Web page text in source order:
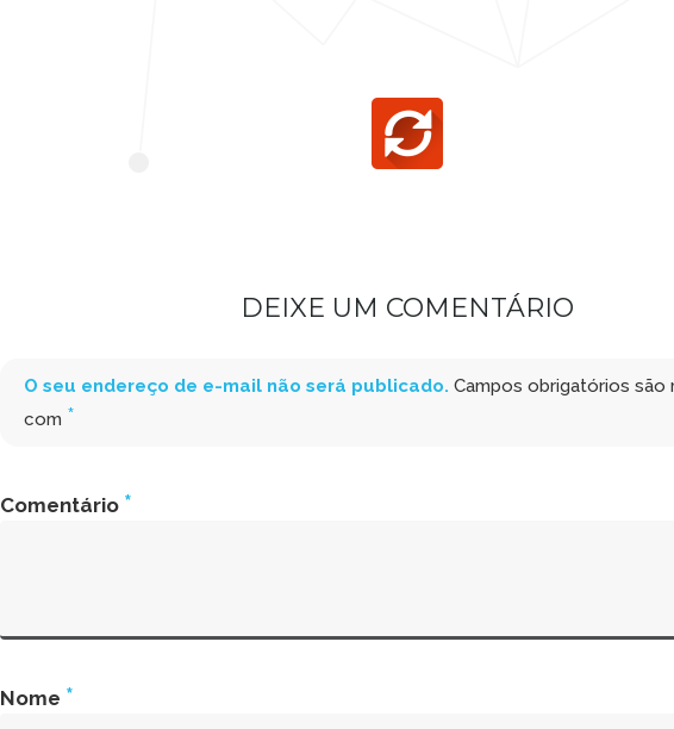
DEIXE UM COMENTÁRIO
O seu endereço de e-mail não será publicado. Campos obrigatórios são
com *
Comentário *
Nome *